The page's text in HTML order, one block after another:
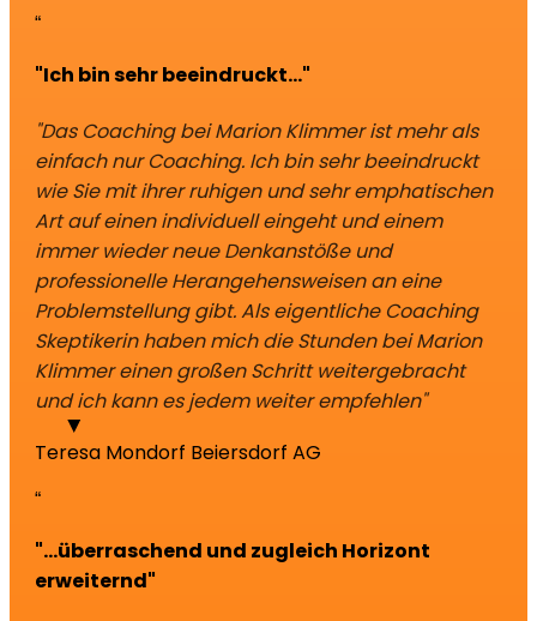
“
"Ich bin sehr beeindruckt..."
"Das Coaching bei Marion Klimmer ist mehr als
einfach nur Coaching. Ich bin sehr beeindruckt
wie Sie mit ihrer ruhigen und sehr emphatischen
Art auf einen individuell eingeht und einem
immer wieder neue Denkanstöße und
professionelle Herangehensweisen an eine
Problemstellung gibt. Als eigentliche Coaching
Skeptikerin haben mich die Stunden bei Marion
Klimmer einen großen Schritt weitergebracht
und ich kann es jedem weiter empfehlen"
Teresa Mondorf Beiersdorf AG
“
"...überraschend und zugleich Horizont
erweiternd"